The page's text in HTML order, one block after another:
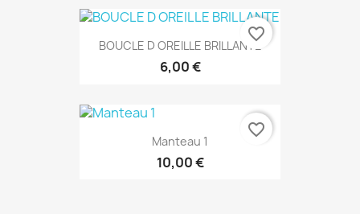
BOUCLE D OREILLE BRILLANTE
6,00 €
favorite_border
Manteau 1
10,00 €
favorite_border